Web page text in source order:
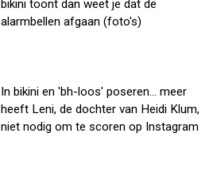
bikini toont dan weet je dat de
alarmbellen afgaan (foto's)
In bikini en 'bh-loos' poseren... meer
heeft Leni, de dochter van Heidi Klum,
niet nodig om te scoren op Instagram